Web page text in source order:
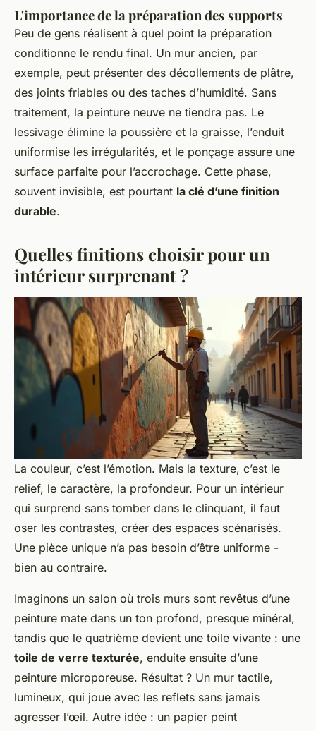
L'importance de la préparation des supports
Peu de gens réalisent à quel point la préparation
conditionne le rendu final. Un mur ancien, par
exemple, peut présenter des décollements de plâtre,
des joints friables ou des taches d’humidité. Sans
traitement, la peinture neuve ne tiendra pas. Le
lessivage élimine la poussière et la graisse, l’enduit
uniformise les irrégularités, et le ponçage assure une
surface parfaite pour l’accrochage. Cette phase,
souvent invisible, est pourtant la clé d’une finition
durable.
Quelles finitions choisir pour un
intérieur surprenant ?
La couleur, c’est l’émotion. Mais la texture, c’est le
relief, le caractère, la profondeur. Pour un intérieur
qui surprend sans tomber dans le clinquant, il faut
oser les contrastes, créer des espaces scénarisés.
Une pièce unique n’a pas besoin d’être uniforme -
bien au contraire.
Imaginons un salon où trois murs sont revêtus d’une
peinture mate dans un ton profond, presque minéral,
tandis que le quatrième devient une toile vivante : une
toile de verre texturée, enduite ensuite d’une
peinture microporeuse. Résultat ? Un mur tactile,
lumineux, qui joue avec les reflets sans jamais
agresser l’œil. Autre idée : un papier peint